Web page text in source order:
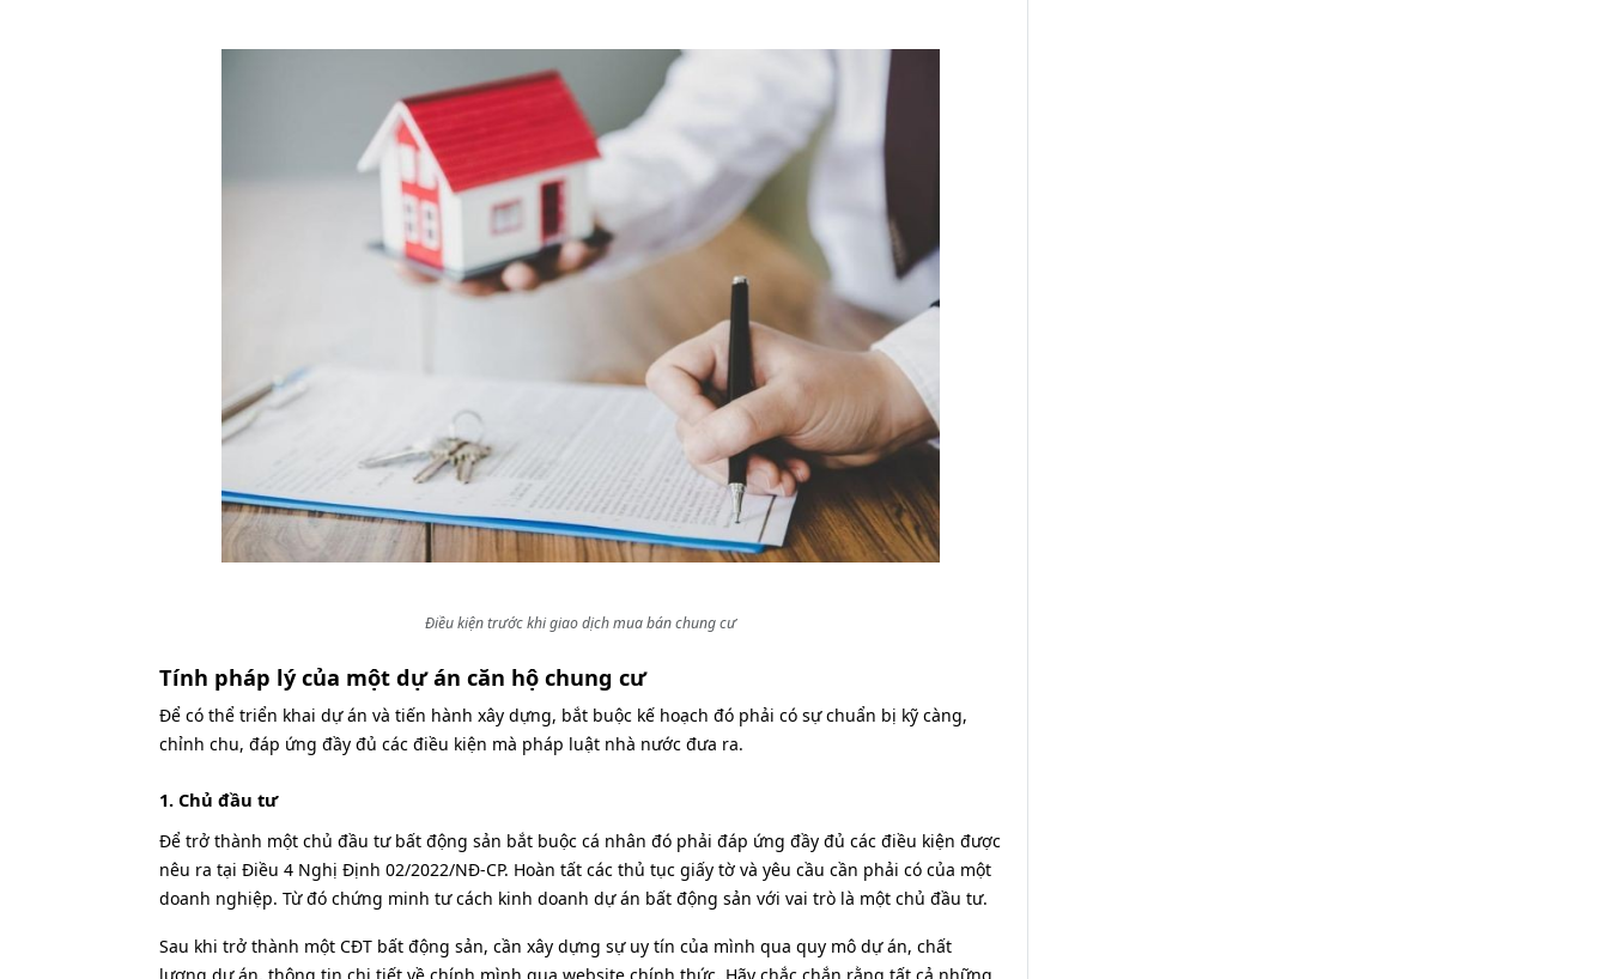
Điều kiện trước khi giao dịch mua bán chung cư
Tính pháp lý của một dự án căn hộ chung cư
Để có thể triển khai dự án và tiến hành xây dựng, bắt buộc kế hoạch đó phải có sự chuẩn bị kỹ càng,
chỉnh chu, đáp ứng đầy đủ các điều kiện mà pháp luật nhà nước đưa ra.
1. Chủ đầu tư
Để trở thành một chủ đầu tư bất động sản bắt buộc cá nhân đó phải đáp ứng đầy đủ các điều kiện được
nêu ra tại Điều 4 Nghị Định 02/2022/NĐ-CP. Hoàn tất các thủ tục giấy tờ và yêu cầu cần phải có của một
doanh nghiệp. Từ đó chứng minh tư cách kinh doanh dự án bất động sản với vai trò là một chủ đầu tư.
Sau khi trở thành một CĐT bất động sản, cần xây dựng sự uy tín của mình qua quy mô dự án, chất